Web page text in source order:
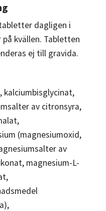
dagligen i
kvällen. Tabletten
ej till gravida.
kalciumbisglycinat,
av citronsyra,
(magnesiumoxid,
av
magnesium-L-